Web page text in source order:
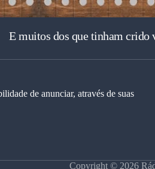
E muitos dos que tinham crido
de anunciar, através de suas
Copyright © 2026